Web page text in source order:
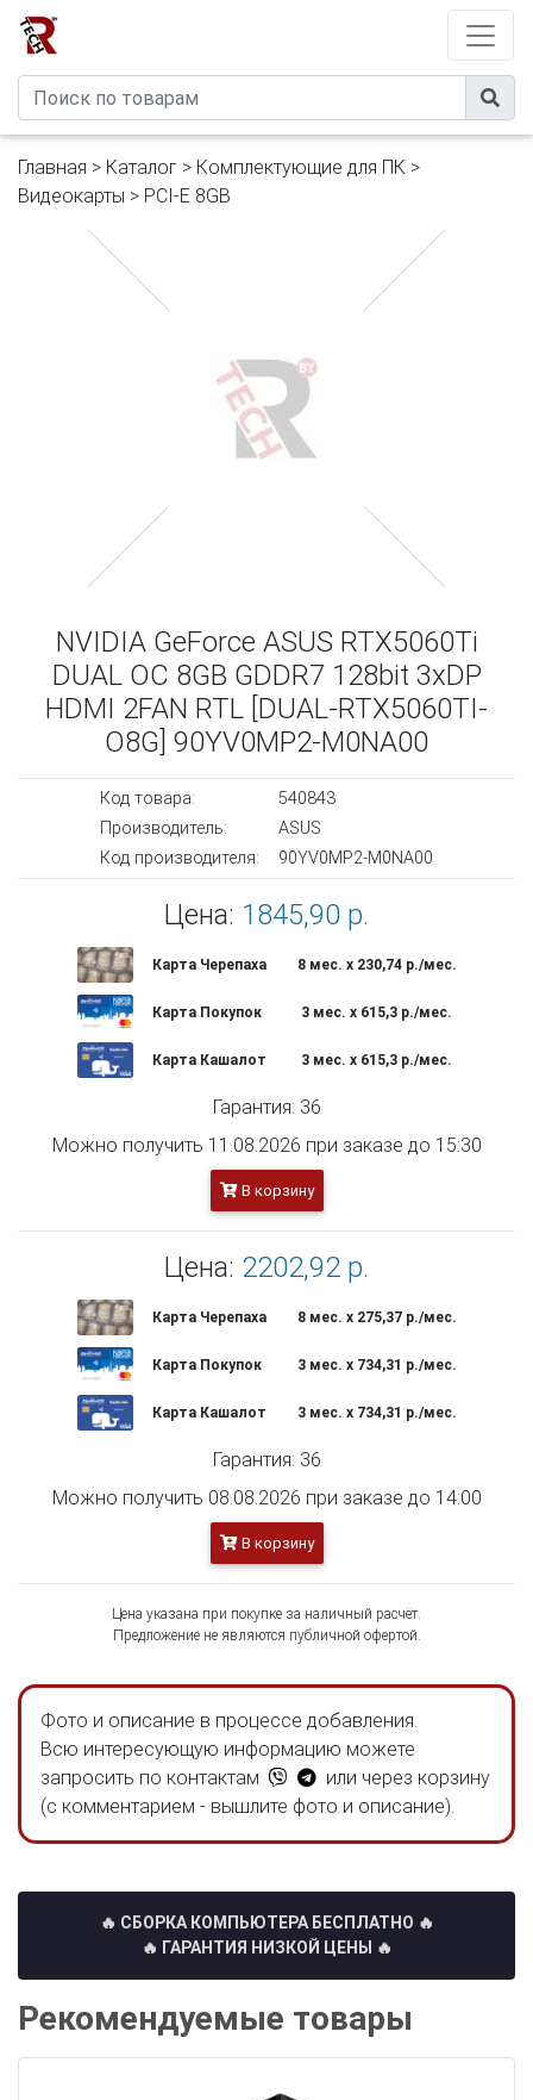
Главная > Каталог > Комплектующие для ПК >
Видеокарты > PCI-E 8GB
NVIDIA GeForce ASUS RTX5060Ti
DUAL OC 8GB GDDR7 128bit 3xDP
HDMI 2FAN RTL [DUAL-RTX5060TI-
O8G] 90YV0MP2-M0NA00
Код товара:
540843
Производитель:
ASUS
Код производителя:
90YV0MP2-M0NA00
Цена: 1845,90 р.
Карта Черепаха 8 мес. х 230,74 р./мес.
Карта Покупок 3 мес. х 615,3 р./мес.
Карта Кашалот 3 мес. х 615,3 р./мес.
Гарантия: 36
Можно получить 11.08.2026 при заказе до 15:30
В корзину
Цена: 2202,92 р.
Карта Черепаха 8 мес. х 275,37 р./мес.
Карта Покупок 3 мес. х 734,31 р./мес.
Карта Кашалот 3 мес. х 734,31 р./мес.
Гарантия: 36
Можно получить 08.08.2026 при заказе до 14:00
В корзину
Цена указана при покупке за наличный расчёт.
Предложение не являются публичной офертой.
Фото и описание в процессе добавления.
Всю интересующую информацию можете
запросить по контактам
или через корзину
(с комментарием - вышлите фото и описание).
🔥 СБОРКА КОМПЬЮТЕРА БЕСПЛАТНО 🔥
🔥 ГАРАНТИЯ НИЗКОЙ ЦЕНЫ 🔥
Рекомендуемые товары